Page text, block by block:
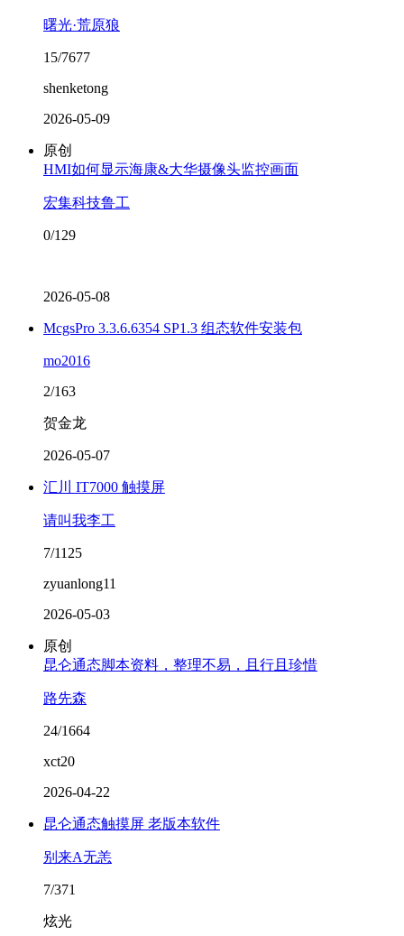
曙光·荒原狼
15/7677
shenketong
2026-05-09
原创
HMI如何显示海康&大华摄像头监控画面
宏集科技鲁工
0/129
2026-05-08
McgsPro 3.3.6.6354 SP1.3 组态软件安装包
mo2016
2/163
贺金龙
2026-05-07
汇川 IT7000 触摸屏
请叫我李工
7/1125
zyuanlong11
2026-05-03
原创
昆仑通态脚本资料，整理不易，且行且珍惜
路先森
24/1664
xct20
2026-04-22
昆仑通态触摸屏 老版本软件
别来A无恙
7/371
炫光